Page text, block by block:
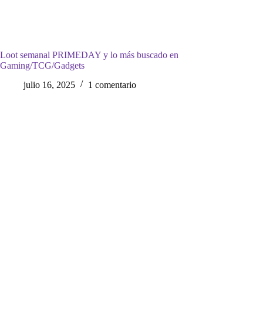
Loot semanal PRIMEDAY y lo más buscado en
Gaming/TCG/Gadgets
julio 16, 2025
1 comentario